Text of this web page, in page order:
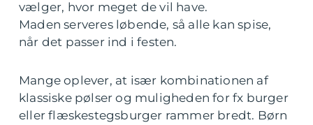
vælger, hvor meget de vil have.
Maden serveres løbende, så alle kan spise,
når det passer ind i festen.
Mange oplever, at især kombinationen af
klassiske pølser og muligheden for fx burger
eller flæskestegsburger rammer bredt. Børn